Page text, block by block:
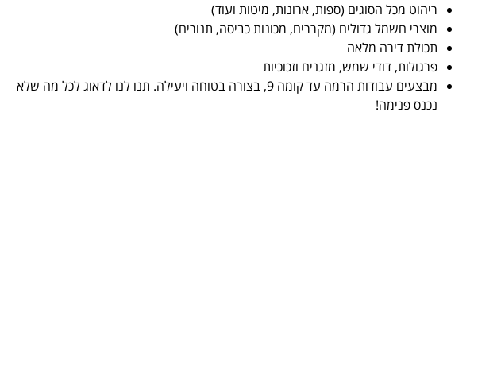
ריהוט מכל הסוגים (ספות, ארונות, מיטות ועוד)
מוצרי חשמל גדולים (מקררים, מכונות כביסה, תנורים)
תכולת דירה מלאה
פרגולות, דודי שמש, מזגנים וזכוכיות
מבצעים עבודות הרמה עד קומה 9, בצורה בטוחה ויעילה. תנו לנו לדאוג לכל מה שלא
נכנס פנימה!